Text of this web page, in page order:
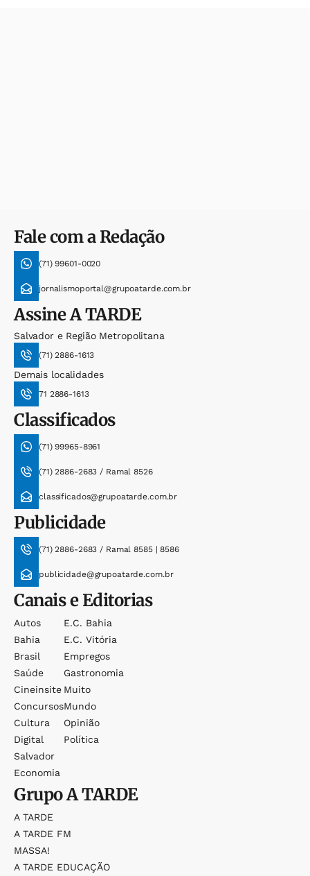
Fale com a Redação
(71) 99601-0020
jornalismoportal@grupoatarde.com.br
AssineA TARDE
Salvador e Região Metropolitana
(71) 2886-1613
Demais localidades
71 2886-1613
Classificados
(71) 99965-8961
(71) 2886-2683 / Ramal 8526
classificados@grupoatarde.com.br
Publicidade
(71) 2886-2683 / Ramal 8585 | 8586
publicidade@grupoatarde.com.br
Canais e Editorias
Autos
Bahia
Brasil
Saúde
Cineinsite
Concursos
Cultura
Digital
Salvador
Economia
E.c. Bahia
E.c. Vitória
Empregos
Gastronomia
Muito
Mundo
Opinião
Política
GrupoA TARDE
A TARDE
A TARDE FM
MASSA!
A TARDE EDUCAÇÃO